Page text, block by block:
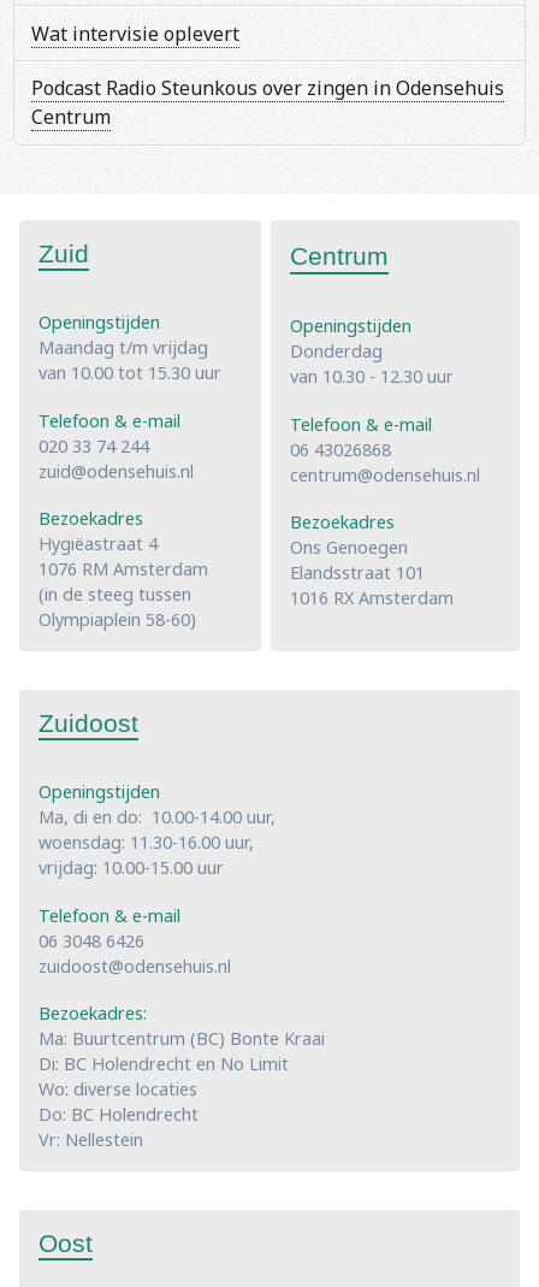
Wat intervisie oplevert
Podcast Radio Steunkous over zingen in Odensehuis
Centrum
Zuid
Openingstijden
Maandag t/m vrijdag
van 10.00 tot 15.30 uur
Telefoon & e-mail
020 33 74 244
zuid@odensehuis.nl
Bezoekadres
Hygiëastraat 4
1076 RM Amsterdam
(in de steeg tussen
Olympiaplein 58-60)
Centrum
Openingstijden
Donderdag
van 10.30 - 12.30 uur
Telefoon & e-mail
06 43026868
centrum@odensehuis.nl
Bezoekadres
Ons Genoegen
Elandsstraat 101
1016 RX Amsterdam
Zuidoost
Openingstijden
Ma, di en do: 10.00-14.00 uur,
woensdag: 11.30-16.00 uur,
vrijdag: 10.00-15.00 uur
Telefoon & e-mail
06 3048 6426
zuidoost@odensehuis.nl
Bezoekadres:
Ma: Buurtcentrum (BC) Bonte Kraai
Di: BC Holendrecht en No Limit
Wo: diverse locaties
Do: BC Holendrecht
Vr: Nellestein
Oost